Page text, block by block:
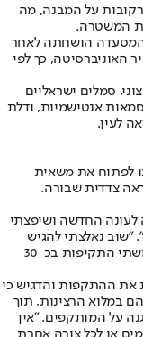
רקובות על המבנה, מה
המשטרה.
המסעדה הושחתה לאחר
האוניברסיטה, כך לפי
סמלים ישראליים
אנטישמיות, ודלת
לעין.
לפתוח את משאית
לעונה החדשה ושיפצתי
"שוב נאלצתי להגיש
תלונה במשטרה, וכעת אני מעריך את סך הנזק משתי התקיפות בכ-30
את ההתקפות והדגיש כי
במלוא הרצינות, תוך
על המותקפים. "אין